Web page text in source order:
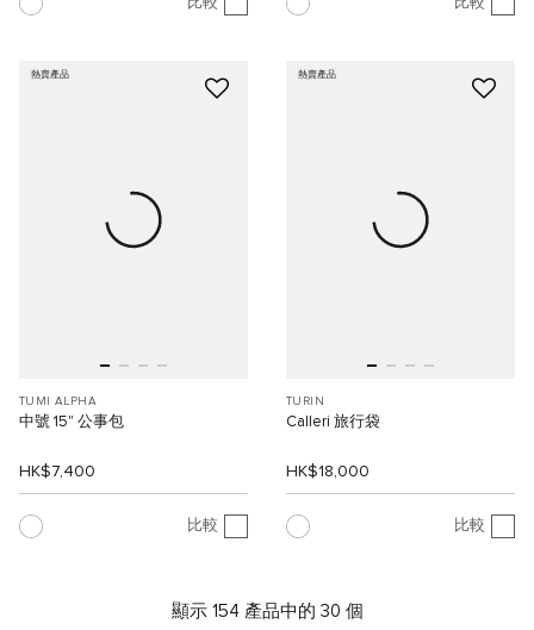
熱賣產品
TUMI ALPHA
中號 15" 公事包
HK$7,400
比較
熱賣產品
TURIN
Calleri 旅行袋
HK$18,000
比較
顯示 154 產品中的 30 個